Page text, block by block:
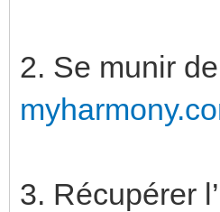
2. Se munir
3. Récupérer